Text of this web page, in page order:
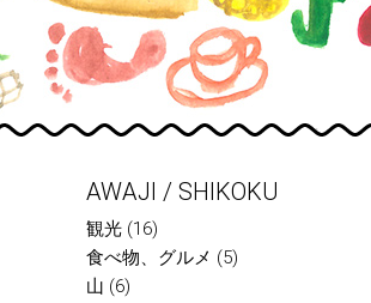
AWAJI / SHIKOKU
観光 (16)
食べ物、グルメ (5)
山 (6)